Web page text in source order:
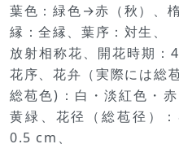
葉色：緑色→赤（秋）、
縁：全縁、葉序：対生、
放射相称花、開花時期：
花序、花弁（実際には総
総苞色)：白・淡紅色・
黄緑、花径（総苞径）
0.5 cm、